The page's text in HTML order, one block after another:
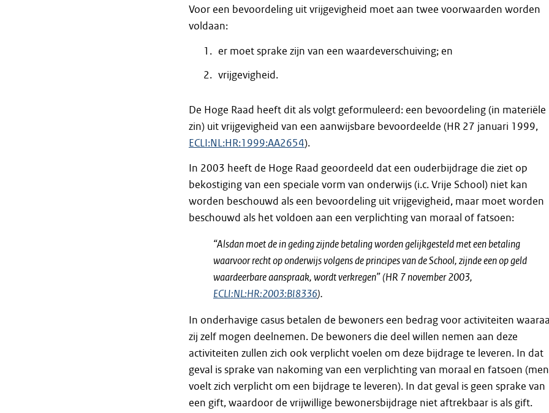
Voor een bevoordeling uit vrijgevigheid moet aan twee voorwaarden worden
voldaan:
er moet sprake zijn van een waardeverschuiving; en
vrijgevigheid.
De Hoge Raad heeft dit als volgt geformuleerd: een bevoordeling (in materiële
zin) uit vrijgevigheid van een aanwijsbare bevoordeelde (HR 27 januari 1999,
ECLI:NL:HR:1999:AA2654).
In 2003 heeft de Hoge Raad geoordeeld dat een ouderbijdrage die ziet op
bekostiging van een speciale vorm van onderwijs (i.c. Vrije School) niet kan
worden beschouwd als een bevoordeling uit vrijgevigheid, maar moet worden
beschouwd als het voldoen aan een verplichting van moraal of fatsoen:
“Alsdan moet de in geding zijnde betaling worden gelijkgesteld met een betaling
waarvoor recht op onderwijs volgens de principes van de School, zijnde een op geld
waardeerbare aanspraak, wordt verkregen” (HR 7 november 2003,
ECLI:NL:HR:2003:BI8336).
In onderhavige casus betalen de bewoners een bedrag voor activiteiten
zij zelf mogen deelnemen. De bewoners die deel willen nemen aan deze
activiteiten zullen zich ook verplicht voelen om deze bijdrage te leveren. In dat
geval is sprake van nakoming van een verplichting van moraal en fatsoen (men
voelt zich verplicht om een bijdrage te leveren). In dat geval is geen sprake van
een gift, waardoor de vrijwillige bewonersbijdrage niet aftrekbaar is als gift.